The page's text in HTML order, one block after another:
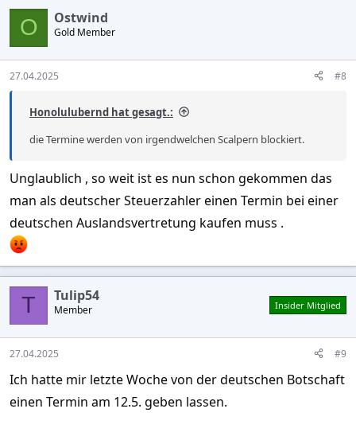
c
o
n
s
O Ostwind
Gold Member
27.04.2025 #8
Honolulubernd hat gesagt.:
die Termine werden von irgendwelchen Scalpern blockiert.
Unglaublich , so weit ist es nun schon gekommen das
man als deutscher Steuerzahler einen Termin bei einer
deutschen Auslandsvertretung kaufen muss .
T Tulip54
Member Insider Mitglied
27.04.2025 #9
Ich hatte mir letzte Woche von der deutschen Botschaft
einen Termin am 12.5. geben lassen.